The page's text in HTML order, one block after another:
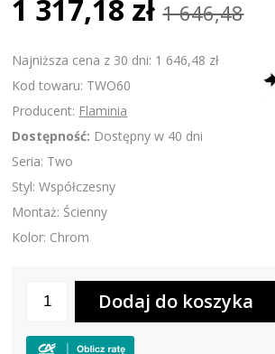
1 317,18 zł 1 646,48
Najniższa cena z 30 dni: 1 646,48 zł
Kod towaru: TWO60
Producent: Flaminia
Dostępność: Dostępny w 40 dni
Seria: Two
Styl: Współczesny
Montaż: Ścienny
Kolor: Chrom